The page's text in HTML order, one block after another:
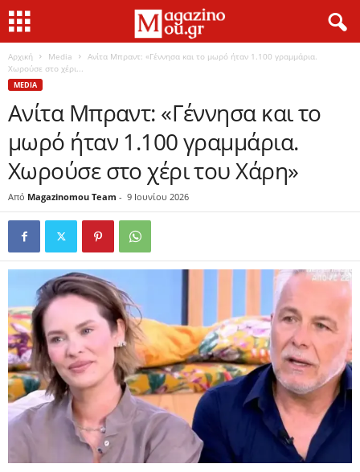
Αρχική Media
Ανίτα Μπραντ: «Γέννησα και το μωρό ήταν 1.100 γραμμάρια.
Χωρούσε στο χέρι...
MEDIA
Ανίτα Μπραντ: «Γέννησα και το
μωρό ήταν 1.100 γραμμάρια.
Χωρούσε στο χέρι του Χάρη»
Από Magazinomou Team - 9 Ιουνίου 2026